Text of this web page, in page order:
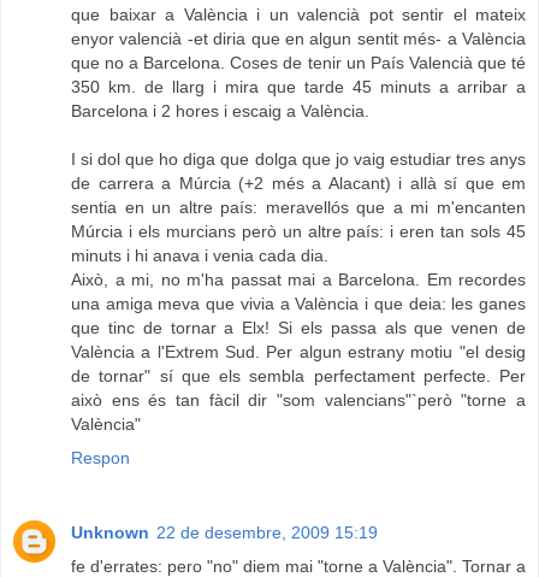
que baixar a València i un valencià pot sentir el mateix
enyor valencià -et diria que en algun sentit més- a València
que no a Barcelona. Coses de tenir un País Valencià que té
350 km. de llarg i mira que tarde 45 minuts a arribar a
Barcelona i 2 hores i escaig a València.
I si dol que ho diga que dolga que jo vaig estudiar tres anys
de carrera a Múrcia (+2 més a Alacant) i allà sí que em
sentia en un altre país: meravellós que a mi m'encanten
Múrcia i els murcians però un altre país: i eren tan sols 45
minuts i hi anava i venia cada dia.
Això, a mi, no m'ha passat mai a Barcelona. Em recordes
una amiga meva que vivia a València i que deia: les ganes
que tinc de tornar a Elx! Si els passa als que venen de
València a l'Extrem Sud. Per algun estrany motiu "el desig
de tornar" sí que els sembla perfectament perfecte. Per
això ens és tan fàcil dir "som valencians"`però "torne a
València"
Respon
Unknown 22 de desembre, 2009 15:19
fe d'errates: pero "no" diem mai "torne a València". Tornar a